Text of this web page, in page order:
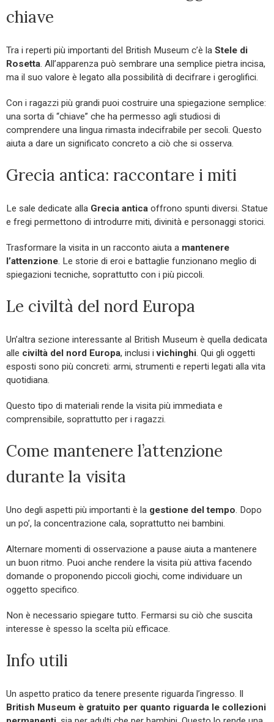
chiave
Tra i reperti più importanti del British Museum c’è la Stele di
Rosetta. All’apparenza può sembrare una semplice pietra incisa,
ma il suo valore è legato alla possibilità di decifrare i geroglifici.
Con i ragazzi più grandi puoi costruire una spiegazione semplice:
una sorta di “chiave” che ha permesso agli studiosi di
comprendere una lingua rimasta indecifrabile per secoli. Questo
aiuta a dare un significato concreto a ciò che si osserva.
Grecia antica: raccontare i miti
Le sale dedicate alla Grecia antica offrono spunti diversi. Statue
e fregi permettono di introdurre miti, divinità e personaggi storici.
Trasformare la visita in un racconto aiuta a mantenere
l’attenzione. Le storie di eroi e battaglie funzionano meglio di
spiegazioni tecniche, soprattutto con i più piccoli.
Le civiltà del nord Europa
Un’altra sezione interessante al British Museum è quella dedicata
alle civiltà del nord Europa, inclusi ivichinghi. Qui gli oggetti
esposti sono più concreti: armi, strumenti e reperti legati alla vita
quotidiana.
Questo tipo di materiali rende la visita più immediata e
comprensibile, soprattutto per i ragazzi.
Come mantenere l’attenzione
durante la visita
Uno degli aspetti più importanti è la gestione del tempo. Dopo
un po’, la concentrazione cala, soprattutto nei bambini.
Alternare momenti di osservazione a pause aiuta a mantenere
un buon ritmo. Puoi anche rendere la visita più attiva facendo
domande o proponendo piccoli giochi, come individuare un
oggetto specifico.
Non è necessario spiegare tutto. Fermarsi su ciò che suscita
interesse è spesso la scelta più efficace.
Info utili
Un aspetto pratico da tenere presente riguarda l’ingresso. Il
British Museum è gratuito per quanto riguarda le collezioni